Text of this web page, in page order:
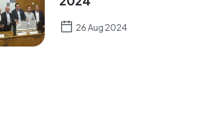
26 Aug 2024